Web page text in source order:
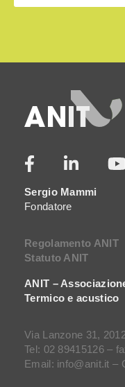
Sergio Mammi
Fondatore
Regolamento ANIT
Statuto ANIT
ANIT –
Termico e acustico
Via Lanzone 31,
Tel: 02 89415126 –
Email: info@anit.it –